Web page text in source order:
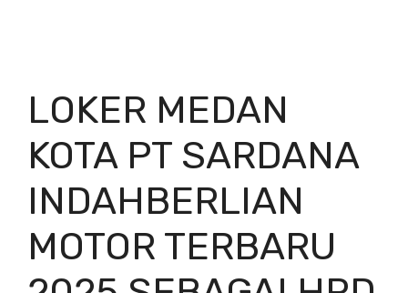
LOKER MEDAN
KOTA PT SARDANA
INDAHBERLIAN
MOTOR TERBARU